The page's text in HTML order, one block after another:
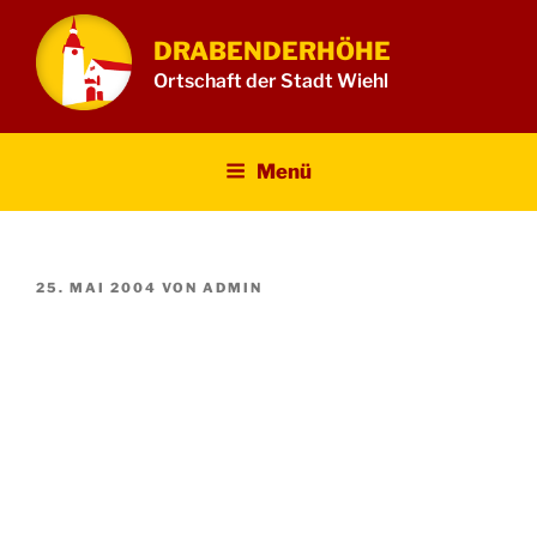
Inhalt
springen
DRABENDERHÖHE
Ortschaft der Stadt Wiehl
Menü
VERÖFFENTLICHT
25. MAI 2004 VON ADMIN